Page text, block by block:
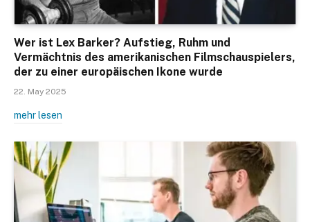
Wer ist Lex Barker? Aufstieg, Ruhm und
Vermächtnis des amerikanischen Filmschauspielers,
der zu einer europäischen Ikone wurde
22. May 2025
mehr lesen